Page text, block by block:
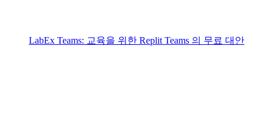
LabEx Teams: 교육을 위한 Replit Teams 의 무료 대안